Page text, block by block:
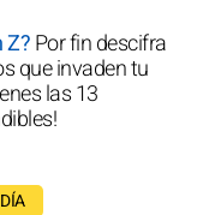
Z?Por fin descifra
que invaden tu
las 13